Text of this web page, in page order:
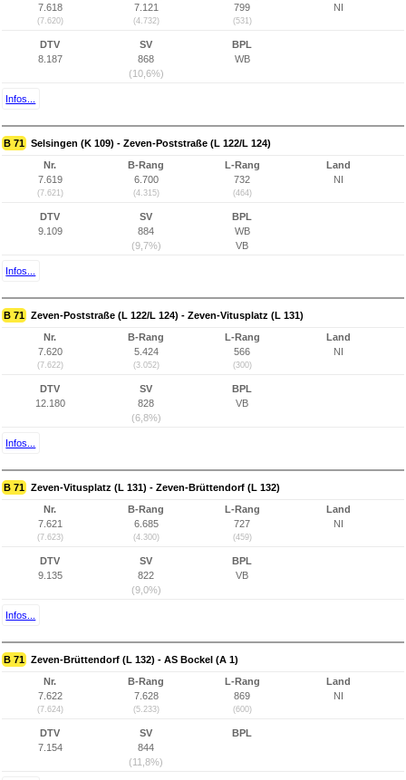
7.618
(7.620)
7.121
(4.732)
799
(531)
NI
DTV
8.187
SV
868
(10,6%)
BPL
WB
Infos...
B 71 Selsingen (K 109) - Zeven-Poststraße (L 122/L 124)
Nr.
7.619
(7.621)
B-Rang
6.700
(4.315)
L-Rang
732
(464)
Land
NI
DTV
9.109
SV
884
(9,7%)
BPL
WB
VB
Infos...
B 71 Zeven-Poststraße (L 122/L 124) - Zeven-Vitusplatz (L 131)
Nr.
7.620
(7.622)
B-Rang
5.424
(3.052)
L-Rang
566
(300)
Land
NI
DTV
12.180
SV
828
(6,8%)
BPL
VB
Infos...
B 71 Zeven-Vitusplatz (L 131) - Zeven-Brüttendorf (L 132)
Nr.
7.621
(7.623)
B-Rang
6.685
(4.300)
L-Rang
727
(459)
Land
NI
DTV
9.135
SV
822
(9,0%)
BPL
VB
Infos...
B 71 Zeven-Brüttendorf (L 132) - AS Bockel (A 1)
Nr.
7.622
(7.624)
B-Rang
7.628
(5.233)
L-Rang
869
(600)
Land
NI
DTV
7.154
SV
844
(11,8%)
BPL